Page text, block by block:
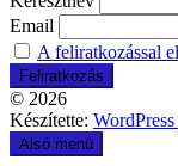
Email
A feliratkozással
© 2026
Készítette: WordPress
Alsó menü